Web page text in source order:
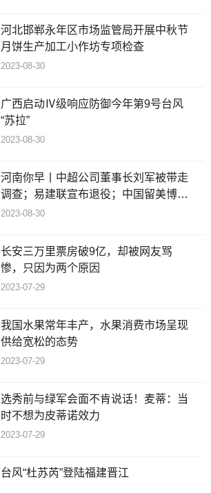
河北邯郸永年区市场监管局开展中秋节
月饼生产加工小作坊专项检查
2023-08-30
广西启动Ⅳ级响应防御今年第9号台风
“苏拉”
2023-08-30
河南你早丨中超公司董事长刘军被带走
调查；易建联宣布退役；中国留美博士
持枪袭击校园致1死
2023-08-30
长安三万里票房破9亿，却被网友骂
惨，只因为两个原因
2023-07-29
我国水果常年丰产，水果消费市场呈现
供给宽松的态势
2023-07-29
选秀前与绿军会面不肯说话！麦蒂：当
时不想为皮蒂诺效力
2023-07-29
台风“杜苏芮”登陆福建晋江